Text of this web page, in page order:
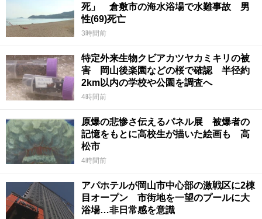
死」 倉敷市の海水浴場で水難事故 男
性(69)死亡
3時間前
特定外来生物クビアカツヤカミキリの被
害 岡山後楽園などの桜で確認 半径約
2km以内の学校や公園を調査へ
4時間前
原爆の悲惨さ伝えるパネル展 被爆者の
記憶をもとに高校生が描いた絵画も 高
松市
4時間前
アパホテルが岡山市中心部の激戦区に2棟
目オープン 市街地を一望のプールに大
浴場…非日常感を意識